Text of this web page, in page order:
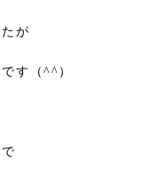
が
す（^^）